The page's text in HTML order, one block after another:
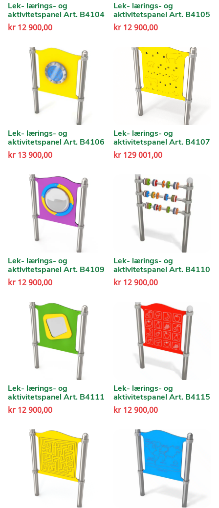
Lek- lærings- og
aktivitetspanel Art. B4104
kr 12 900,00
Lek- lærings- og
aktivitetspanel Art. B4105
kr12 900,00
Lek- lærings- og
aktivitetspanel Art. B4106
kr 13 900,00
Lek- lærings- og
aktivitetspanel Art. B4107
kr129 001,00
Lek- lærings- og
aktivitetspanel Art. B4109
kr 12 900,00
Lek- lærings- og
aktivitetspanel Art. B4110
kr12 900,00
Lek- lærings- og
aktivitetspanel Art. B4111
kr 12 900,00
Lek- lærings- og
aktivitetspanel Art. B4115
kr12 900,00